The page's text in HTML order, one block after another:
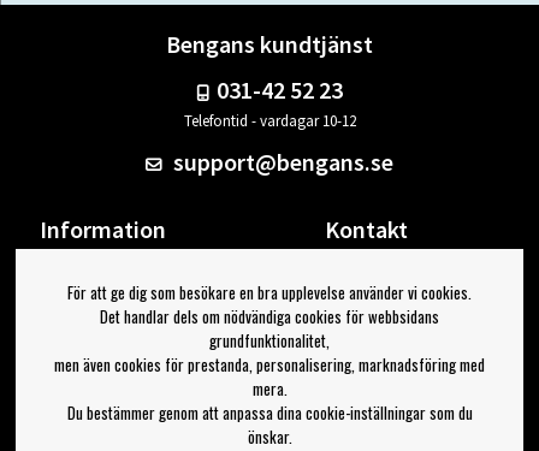
Bengans kundtjänst
031-42 52 23
Telefontid - vardagar 10-12
support@bengans.se
Information
Om Bengans
FAQ / Köp- & Leveransvillkor
Kontakt
Din sida
Logga ut
Jag vill ha tips från Bengans
För att ge dig som besökare en bra upplevelse använder vi cookies.
Det handlar dels om nödvändiga cookies för webbsidans
grundfunktionalitet,
men även cookies för prestanda, personalisering, marknadsföring med
mera.
Du bestämmer genom att anpassa dina cookie-inställningar som du
önskar.